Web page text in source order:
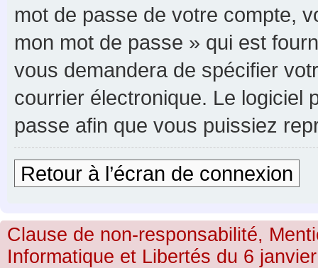
mot de passe de votre compte,
mon mot de passe » qui est
vous demandera de spécifier
courrier électronique. Le logiciel
passe afin que vous puissiez
Retour à l’écran de connexion
Clause de non-responsabilité,
Informatique et Libertés du 6